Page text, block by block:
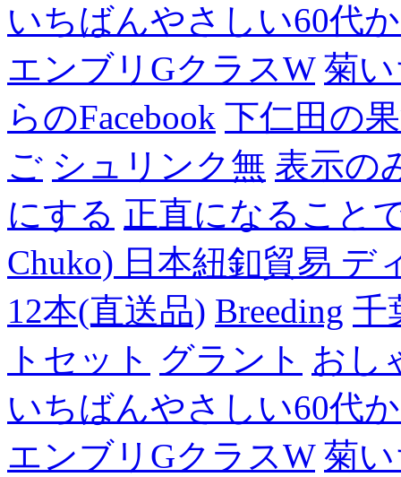
いちばんやさしい60代
エンブリGクラスW 菊
らのFacebook 下仁田の
ご シュリンク無 表示の
にする 正直になること
Chuko) 日本紐釦貿易 デ
12本(直送品) Breeding 千
トセット グラント おし
いちばんやさしい60代
エンブリGクラスW 菊